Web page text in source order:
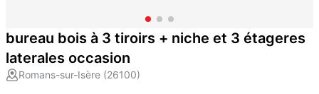
bureau bois à 3 tiroirs + niche et 3 étageres
laterales occasion
Romans-sur-Isère (26100)